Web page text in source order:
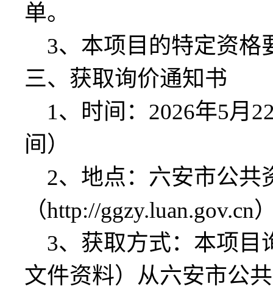
单。
3、本项目的特定资格
三、获取询价通知书
1、时间： 2026年5月
间）
2、地点： 六安市公共
（http://ggzy.luan.gov.cn
3、获取方式：本项目
文件资料）从六安市公